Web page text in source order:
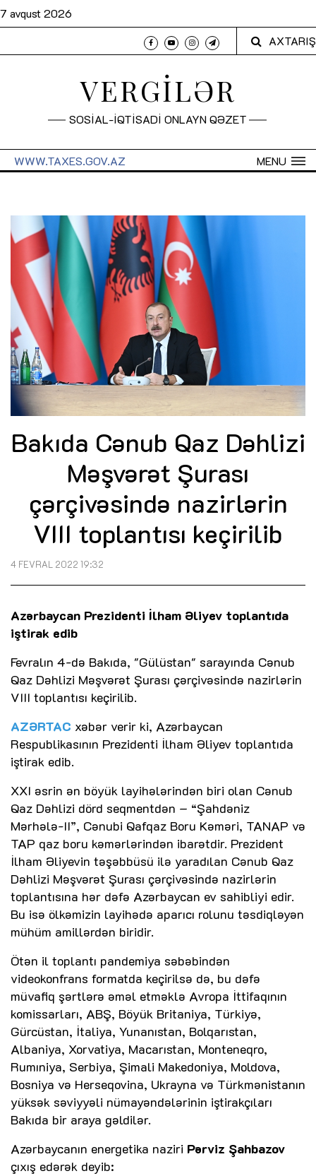
7 avqust 2026
AXTARIŞ
VERGİLƏR
SOSİAL-İQTİSADİ ONLAYN QƏZET
MENU
WWW.TAXES.GOV.AZ
Bakıda Cənub Qaz Dəhlizi
Məşvərət Şurası
çərçivəsində nazirlərin
VIII toplantısı keçirilib
4 FEVRAL 2022 19:32
Azərbaycan Prezidenti İlham Əliyev toplantıda
iştirak edib
Fevralın 4-də Bakıda, "Gülüstan" sarayında Cənub
Qaz Dəhlizi Məşvərət Şurası çərçivəsində nazirlərin
VIII toplantısı keçirilib.
AZƏRTAC xəbər verir ki, Azərbaycan
Respublikasının Prezidenti İlham Əliyev toplantıda
iştirak edib.
XXI əsrin ən böyük layihələrindən biri olan Cənub
Qaz Dəhlizi dörd seqmentdən – “Şahdəniz
Mərhələ-II”, Cənubi Qafqaz Boru Kəməri, TANAP və
TAP qaz boru kəmərlərindən ibarətdir. Prezident
İlham Əliyevin təşəbbüsü ilə yaradılan Cənub Qaz
Dəhlizi Məşvərət Şurası çərçivəsində nazirlərin
toplantısına hər dəfə Azərbaycan ev sahibliyi edir.
Bu isə ölkəmizin layihədə aparıcı rolunu təsdiqləyən
mühüm amillərdən biridir.
Ötən il toplantı pandemiya səbəbindən
videokonfrans formatda keçirilsə də, bu dəfə
müvafiq şərtlərə əməl etməklə Avropa İttifaqının
komissarları, ABŞ, Böyük Britaniya, Türkiyə,
Gürcüstan, İtaliya, Yunanıstan, Bolqarıstan,
Albaniya, Xorvatiya, Macarıstan, Monteneqro,
Rumıniya, Serbiya, Şimali Makedoniya, Moldova,
Bosniya və Herseqovina, Ukrayna və Türkmənistanın
yüksək səviyyəli nümayəndələrinin iştirakçıları
Bakıda bir araya gəldilər.
Azərbaycanın energetika naziri Pərviz Şahbazov
çıxış edərək deyib: